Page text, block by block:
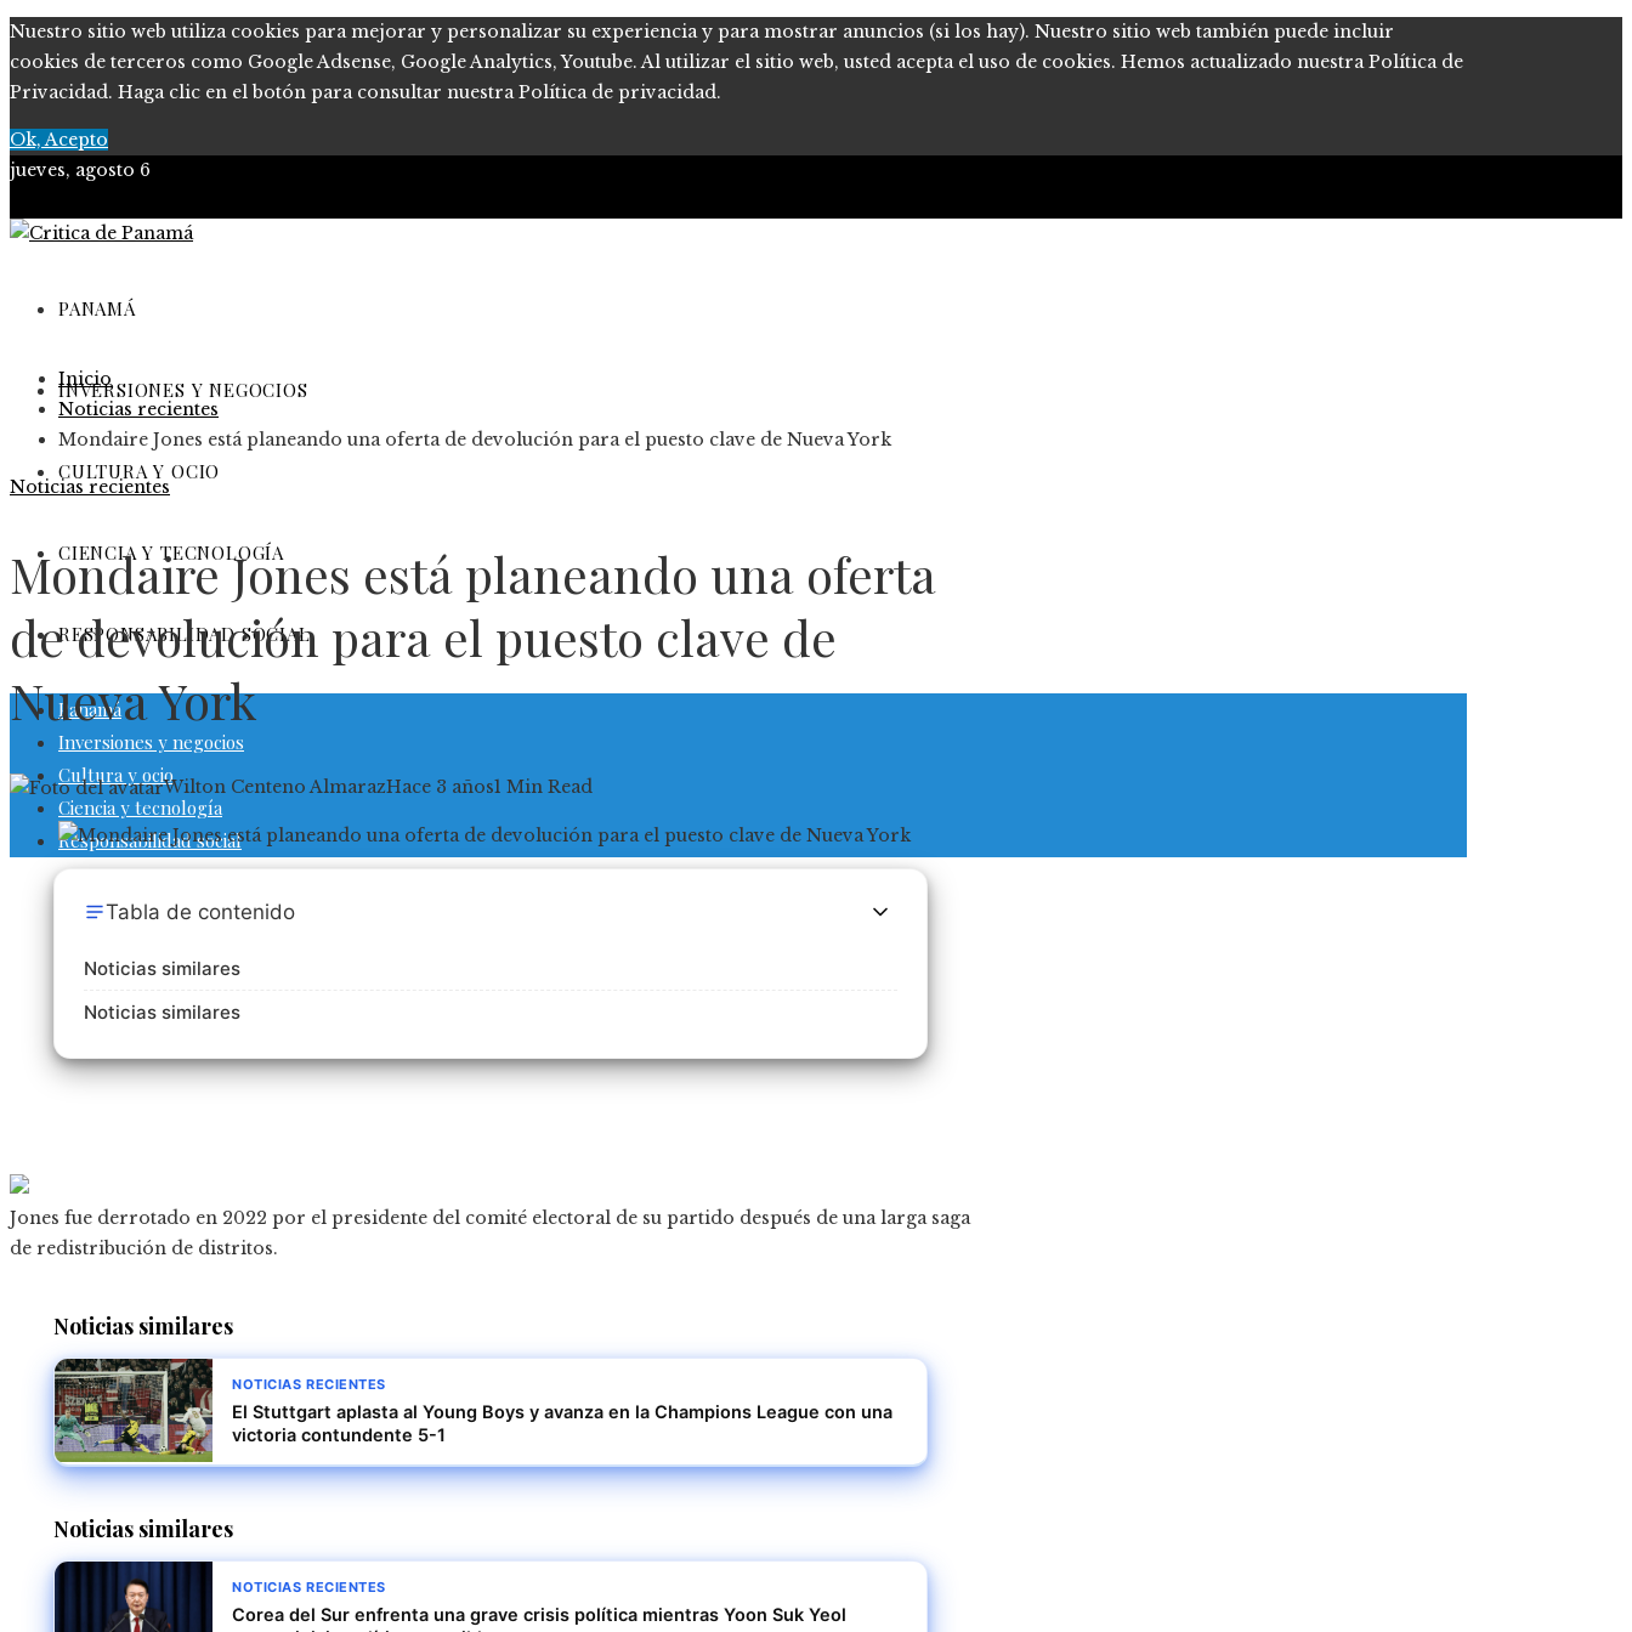
Nuestro sitio web utiliza cookies para mejorar y personalizar su experiencia y para mostrar anuncios (si los hay). Nuestro sitio web también puede incluir
cookies de terceros como Google Adsense, Google Analytics, Youtube. Al utilizar el sitio web, usted acepta el uso de cookies. Hemos actualizado nuestra Política de
Privacidad. Haga clic en el botón para consultar nuestra Política de privacidad.
Ok, Acepto
jueves, agosto 6
PANAMÁ
INVERSIONES Y NEGOCIOS
CULTURA Y OCIO
CIENCIA Y TECNOLOGÍA
RESPONSABILIDAD SOCIAL
Panamá
Inversiones y negocios
Cultura y ocio
Ciencia y tecnología
Responsabilidad social
Inicio
Noticias recientes
Mondaire Jones está planeando una oferta de devolución para el puesto clave de Nueva York
Noticias recientes
Mondaire Jones está planeando una oferta
de devolución para el puesto clave de
Nueva York
Wilton Centeno AlmarazHace 3 años1 Min Read
Tabla de contenido
Noticias similares
Noticias similares
Jones fue derrotado en 2022 por el presidente del comité electoral de su partido después de una larga saga
de redistribución de distritos.
Noticias similares
NOTICIAS RECIENTES
El Stuttgart aplasta al Young Boys y avanza en la Champions League con una
victoria contundente 5-1
Noticias similares
NOTICIAS RECIENTES
Corea del Sur enfrenta una grave crisis política mientras Yoon Suk Yeol